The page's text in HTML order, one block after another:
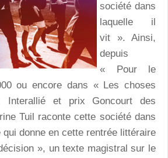
société dans
laquelle il
vit ». Ainsi,
depuis
« Pour le
ou encore dans « Les choses
Interallié et prix Goncourt des
Tuil raconte cette société dans
qui donne en cette rentrée littéraire
», un texte magistral sur le